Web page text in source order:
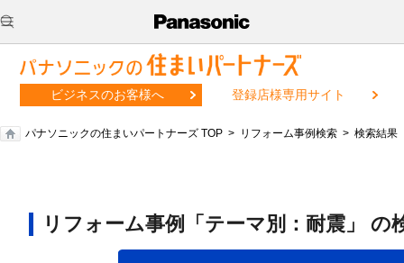
ビジネスのお客様へ 登録店様専用サイト
パナソニックの住まいパートナーズ TOP リフォーム事例検索 検索結果
リフォーム事例「テーマ別：耐震」 の